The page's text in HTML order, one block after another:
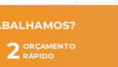
2 ORÇAMENTO
RÁPIDO